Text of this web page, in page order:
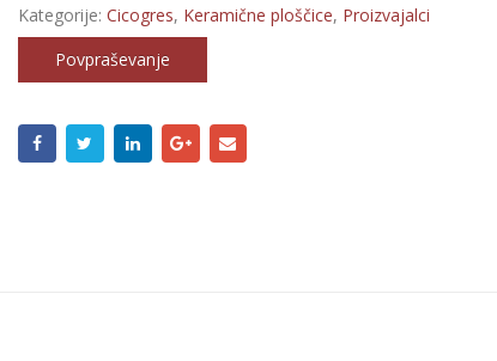
Kategorije: Cicogres, Keramične ploščice, Proizvajalci
Povpraševanje